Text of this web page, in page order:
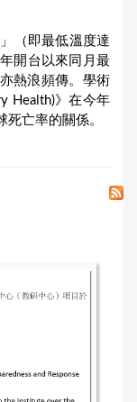
（即最低溫度達
開台以來同月最
熱浪頻傳。學術
Health)》在今年
死亡率的關係。